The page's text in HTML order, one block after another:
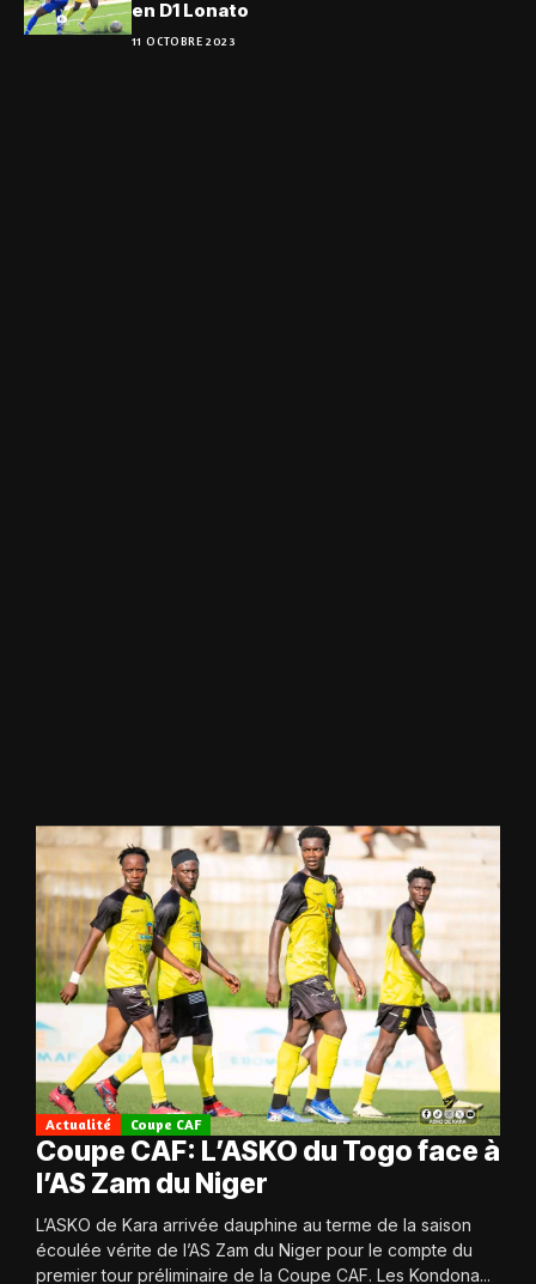
en D1 Lonato
11 OCTOBRE 2023
Actualité Coupe CAF
Coupe CAF: L’ASKO du Togo face à
l’AS Zam du Niger
L’ASKO de Kara arrivée dauphine au terme de la saison
écoulée vérite de l’AS Zam du Niger pour le compte du
premier tour préliminaire de la Coupe CAF. Les Kondona...